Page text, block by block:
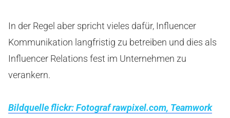
In der Regel aber spricht vieles dafür, Influencer
Kommunikation langfristig zu betreiben und dies als
Influencer Relations fest im Unternehmen zu
verankern.
Bildquelle flickr: Fotograf rawpixel.com, Teamwork